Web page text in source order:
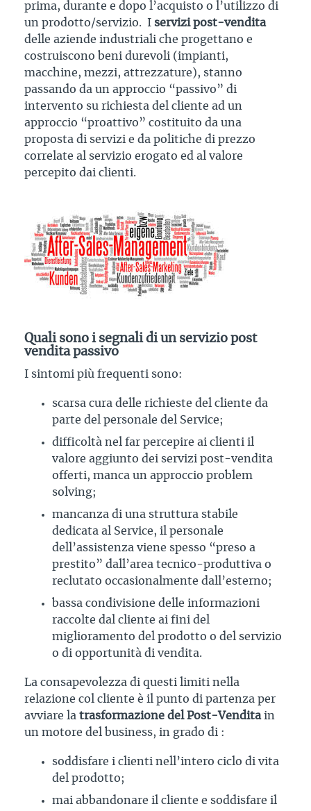
prima, durante e dopo l’acquisto o l’utilizzo di
un prodotto/servizio. I servizi post-vendita
delle aziende industriali che progettano e
costruiscono beni durevoli (impianti,
macchine, mezzi, attrezzature), stanno
passando da un approccio “passivo” di
intervento su richiesta del cliente ad un
approccio “proattivo” costituito da una
proposta di servizi e da politiche di prezzo
correlate al servizio erogato ed al valore
percepito dai clienti.
Quali sono i segnali di un servizio post
vendita passivo
I sintomi più frequenti sono:
scarsa cura delle richieste del cliente da
parte del personale del Service;
difficoltà nel far percepire ai clienti il
valore aggiunto dei servizi post-vendita
offerti, manca un approccio problem
solving;
mancanza di una struttura stabile
dedicata al Service, il personale
dell’assistenza viene spesso “preso a
prestito” dall’area tecnico-produttiva o
reclutato occasionalmente dall’esterno;
bassa condivisione delle informazioni
raccolte dal cliente ai fini del
miglioramento del prodotto o del servizio
o di opportunità di vendita.
La consapevolezza di questi limiti nella
relazione col cliente è il punto di partenza per
avviare la trasformazione del Post-Venditain
un motore del business, in grado di :
soddisfare i clienti nell’intero ciclo di vita
del prodotto;
mai abbandonare il cliente e soddisfare il